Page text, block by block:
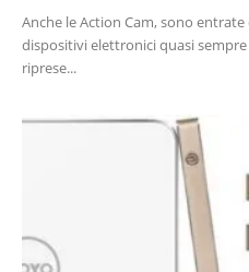
Anche le Action Cam, sono
dispositivi elettronici quasi
riprese...